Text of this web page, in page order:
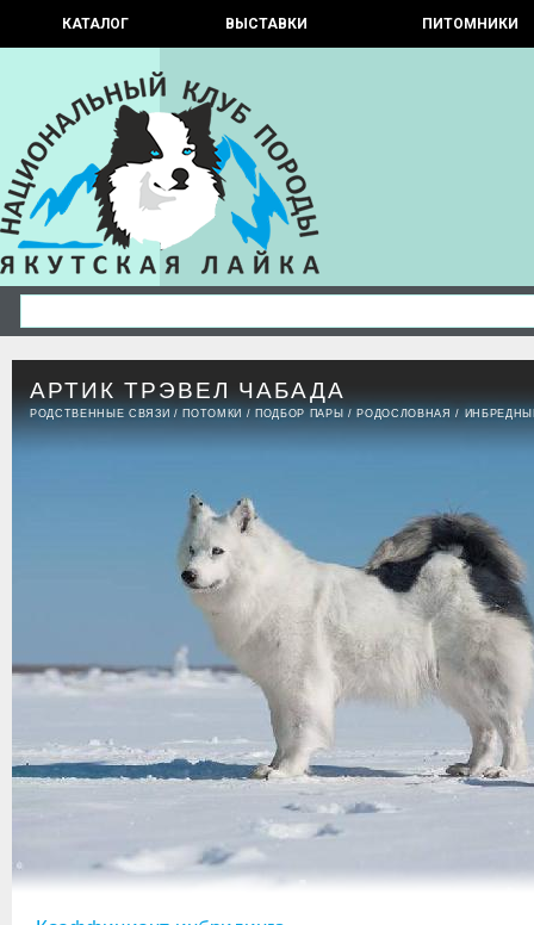
КАТАЛОГ ВЫСТАВКИ ПИТОМНИКИ
АРТИК ТРЭВЕЛ ЧАБАДА
РОДСТВЕННЫЕ СВЯЗИ / ПОТОМКИ / ПОДБОР ПАРЫ / РОДОСЛОВНАЯ /